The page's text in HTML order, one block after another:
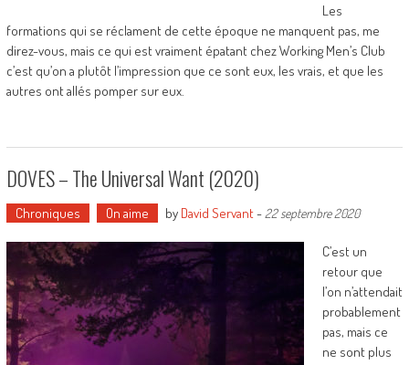
Les
formations qui se réclament de cette époque ne manquent pas, me
direz-vous, mais ce qui est vraiment épatant chez Working Men’s Club
c’est qu’on a plutôt l’impression que ce sont eux, les vrais, et que les
autres ont allés pomper sur eux.
DOVES – The Universal Want (2020)
Chroniques On aime by David Servant- 22 septembre 2020
C’est un
retour que
l’on n’attendait
probablement
pas, mais ce
ne sont plus